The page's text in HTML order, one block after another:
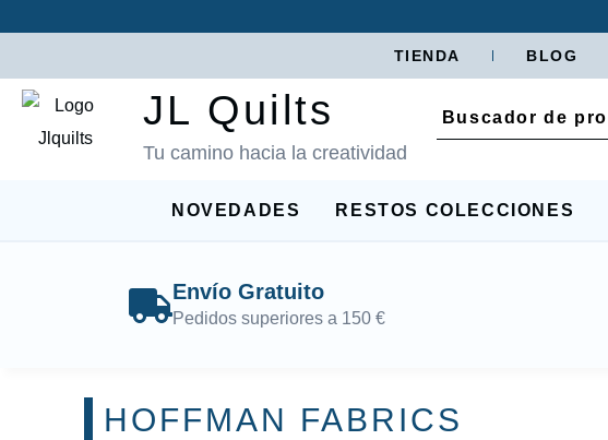
TIENDA BLOG
JL Quilts
Tu camino hacia la creatividad
NOVEDADES RESTOS COLECCIONES
Envío Gratuito
Pedidos superiores a 150 €
HOFFMAN FABRICS